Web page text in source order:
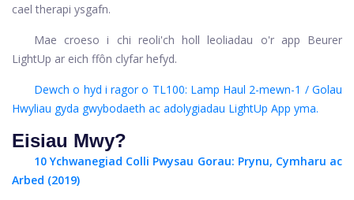
cael therapi ysgafn.
Mae croeso i chi reoli'ch holl leoliadau o'r app Beurer
LightUp ar eich ffôn clyfar hefyd.
Dewch o hyd i ragor o TL100: Lamp Haul 2-mewn-1 / Golau
Hwyliau gyda gwybodaeth ac adolygiadau LightUp App yma.
Eisiau Mwy?
10 Ychwanegiad Colli Pwysau Gorau: Prynu, Cymharu ac
Arbed (2019)